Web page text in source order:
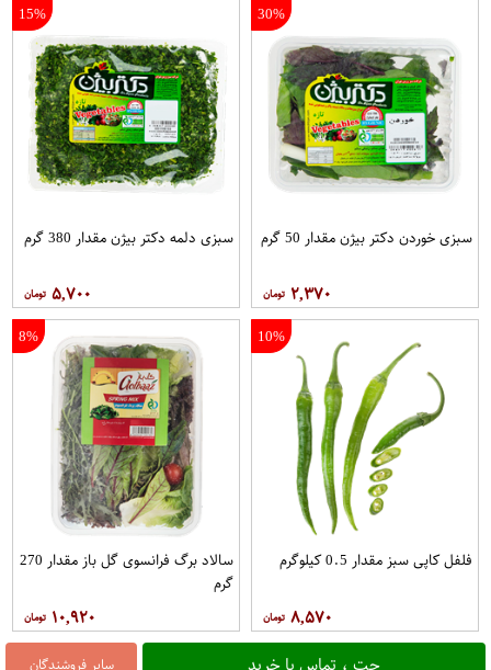
سایر فروشندگان چت ، تماس یا خرید
30%
سبزی خوردن دکتر بیژن مقدار 50 گرم
۲,۳۷۰
15%
سبزی دلمه دکتر بیژن مقدار 380 گرم
۵,۷۰۰
10%
فلفل کاپی سبز مقدار 0.5 کیلوگرم
۸,۵۷۰
8%
سالاد برگ فرانسوی گل باز مقدار 270
گرم
۱۰,۹۲۰